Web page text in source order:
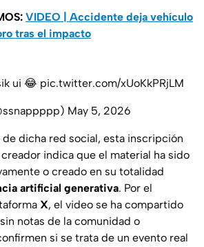
VIDEO | Accidente deja vehículo
tras el impacto
ui 😂 pic.twitter.com/xUoKkPRjLM
May 5, 2026
dicha red social, esta inscripción
indica que el material ha sido
o creado en su totalidad
artificial generativa. Por el
X, el video se ha compartido
notas de la comunidad o
si se trata de un evento real